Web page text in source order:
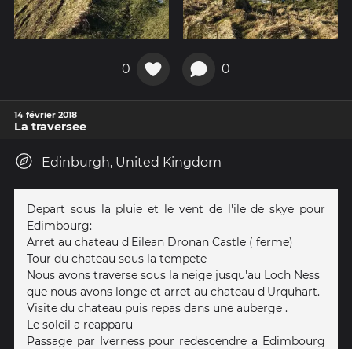
0 0
14 février 2018
La traversee
Edinburgh, United Kingdom
Depart sous la pluie et le vent de l'ile de skye pour
Edimbourg:
Arret au chateau d'Eilean Dronan Castle ( ferme)
Tour du chateau sous la tempete
Nous avons traverse sous la neige jusqu'au Loch Ness
que nous avons longe et arret au chateau d'Urquhart.
Visite du chateau puis repas dans une auberge .
Le soleil a reapparu
Passage par Iverness pour redescendre a Edimbourg